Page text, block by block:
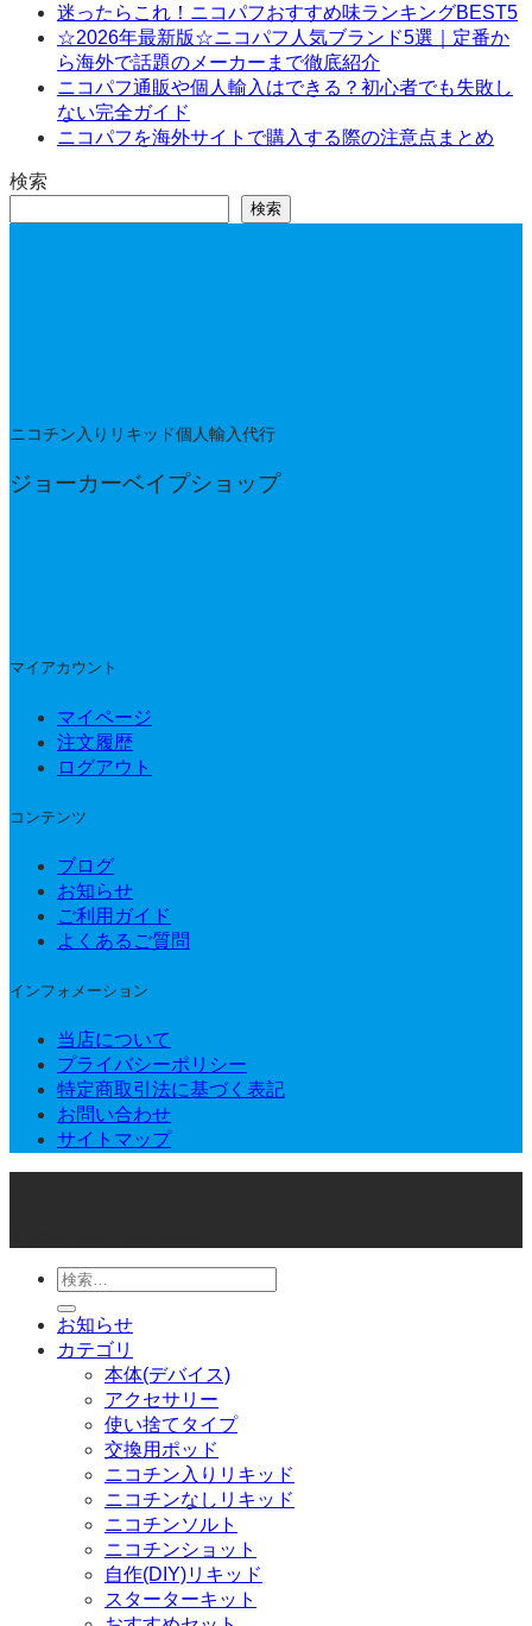
迷ったらこれ！ニコパフおすすめ味ランキングBEST5
☆2026年最新版☆ニコパフ人気ブランド5選｜定番か
ら海外で話題のメーカーまで徹底紹介
ニコパフ通販や個人輸入はできる？初心者でも失敗し
ない完全ガイド
ニコパフを海外サイトで購入する際の注意点まとめ
検索
検索
ニコチン入りリキッド個人輸入代行
ジョーカーベイプショップ
マイアカウント
マイページ
注文履歴
ログアウト
コンテンツ
ブログ
お知らせ
ご利用ガイド
よくあるご質問
インフォメーション
当店について
プライバシーポリシー
特定商取引法に基づく表記
お問い合わせ
サイトマップ
検
索
対
象:
お知らせ
カテゴリ
本体(デバイス)
アクセサリー
使い捨てタイプ
交換用ポッド
ニコチン入りリキッド
ニコチンなしリキッド
ニコチンソルト
ニコチンショット
自作(DIY)リキッド
スターターキット